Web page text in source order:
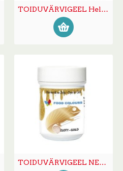
TOIDUVÄRVIGEEL Helekollane 35g
TOIDUVÄRVIGEEL NEW GOLD Kuldne 35g